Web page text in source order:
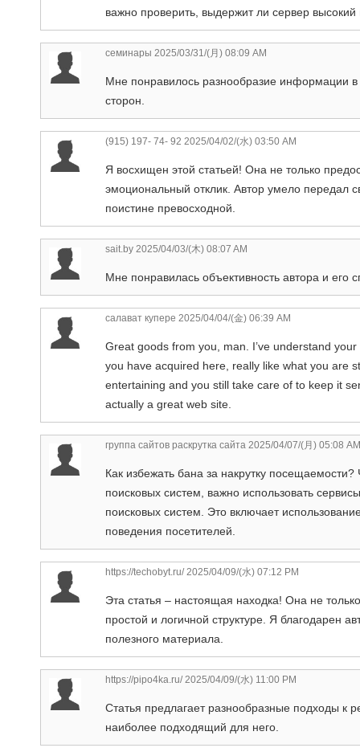
важно проверить, выдержит ли сервер высокий
семинары 2025/03/31/(月) 08:09 AM
Мне понравилось разнообразие информации в
сторон.
(915) 197- 74- 92 2025/04/02/(水) 03:50 AM
Я восхищен этой статьей! Она не только
эмоциональный отклик. Автор умело передал
поистине превосходной.
sait.by 2025/04/03/(木) 08:07 AM
Мне понравилась объективность автора и его
салават купере 2025/04/04/(金) 06:39 AM
Great goods from you, man. I’ve understand
you have acquired here, really like what you are
entertaining and you still take care of to keep it
actually a great web site.
группа сайтов раскрутка сайта 2025/04/07/(月) 05:08 AM
Как избежать бана за накрутку
поисковых систем, важно использовать
поисковых систем. Это включает
поведения посетителей.
https://techobyt.ru/2025/04/09/(水) 07:12 PM
Эта статья – настоящая находка! Она не
простой и логичной структуре. Я благодарен
полезного материала.
https://pipo4ka.ru/2025/04/09/(水) 11:00 PM
Статья предлагает разнообразные подходы к
наиболее подходящий для него.